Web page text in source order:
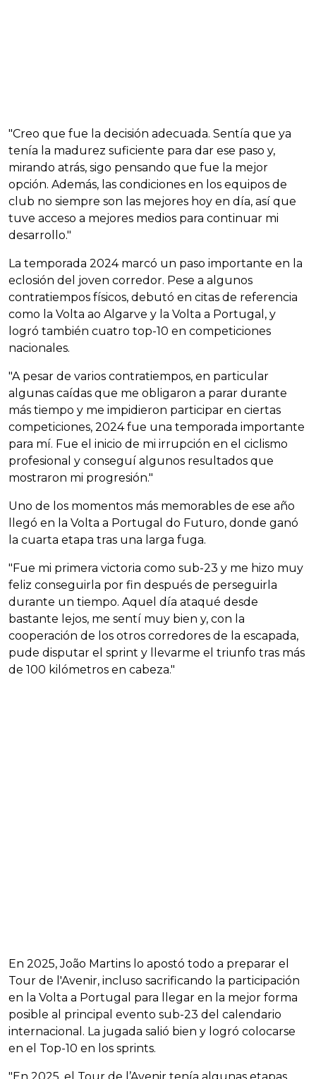
"Creo que fue la decisión adecuada. Sentía que ya
tenía la madurez suficiente para dar ese paso y,
mirando atrás, sigo pensando que fue la mejor
opción. Además, las condiciones en los equipos de
club no siempre son las mejores hoy en día, así que
tuve acceso a mejores medios para continuar mi
desarrollo."
La temporada 2024 marcó un paso importante en la
eclosión del joven corredor. Pese a algunos
contratiempos físicos, debutó en citas de referencia
como la Volta ao Algarve y la Volta a Portugal, y
logró también cuatro top-10 en competiciones
nacionales.
"A pesar de varios contratiempos, en particular
algunas caídas que me obligaron a parar durante
más tiempo y me impidieron participar en ciertas
competiciones, 2024 fue una temporada importante
para mí. Fue el inicio de mi irrupción en el ciclismo
profesional y conseguí algunos resultados que
mostraron mi progresión."
Uno de los momentos más memorables de ese año
llegó en la Volta a Portugal do Futuro, donde ganó
la cuarta etapa tras una larga fuga.
"Fue mi primera victoria como sub-23 y me hizo muy
feliz conseguirla por fin después de perseguirla
durante un tiempo. Aquel día ataqué desde
bastante lejos, me sentí muy bien y, con la
cooperación de los otros corredores de la escapada,
pude disputar el sprint y llevarme el triunfo tras más
de 100 kilómetros en cabeza."
En 2025, João Martins lo apostó todo a preparar el
Tour de l'Avenir, incluso sacrificando la participación
en la Volta a Portugal para llegar en la mejor forma
posible al principal evento sub-23 del calendario
internacional. La jugada salió bien y logró colocarse
en el Top-10 en los sprints.
"En 2025, el Tour de l’Avenir tenía algunas etapas